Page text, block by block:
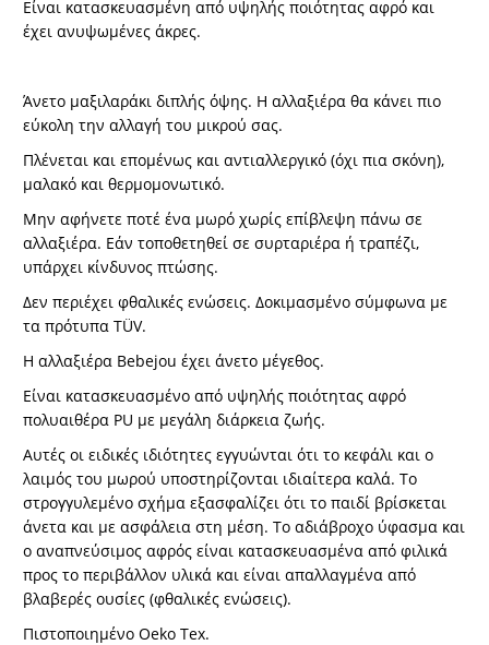
Είναι κατασκευασμένη από υψηλής ποιότητας αφρό και
έχει ανυψωμένες άκρες.
Άνετο μαξιλαράκι διπλής όψης. Η αλλαξιέρα θα κάνει πιο
εύκολη την αλλαγή του μικρού σας.
Πλένεται και επομένως και αντιαλλεργικό (όχι πια σκόνη),
μαλακό και θερμομονωτικό.
Μην αφήνετε ποτέ ένα μωρό χωρίς επίβλεψη πάνω σε
αλλαξιέρα. Εάν τοποθετηθεί σε συρταριέρα ή τραπέζι,
υπάρχει κίνδυνος πτώσης.
Δεν περιέχει φθαλικές ενώσεις. Δοκιμασμένο σύμφωνα με
τα πρότυπα TÜV.
Η αλλαξιέρα Bebejou έχει άνετο μέγεθος.
Είναι κατασκευασμένο από υψηλής ποιότητας αφρό
πολυαιθέρα PU με μεγάλη διάρκεια ζωής.
Αυτές οι ειδικές ιδιότητες εγγυώνται ότι το κεφάλι και ο
λαιμός του μωρού υποστηρίζονται ιδιαίτερα καλά. Το
στρογγυλεμένο σχήμα εξασφαλίζει ότι το παιδί βρίσκεται
άνετα και με ασφάλεια στη μέση. Το αδιάβροχο ύφασμα και
ο αναπνεύσιμος αφρός είναι κατασκευασμένα από φιλικά
προς το περιβάλλον υλικά και είναι απαλλαγμένα από
βλαβερές ουσίες (φθαλικές ενώσεις).
Πιστοποιημένο Oeko Tex.